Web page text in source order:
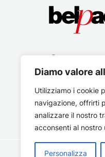
Diamo valore
Utilizziamo i cookie
navigazione, offrirti
analizzare il nostro
acconsenti al nostro
Personalizza